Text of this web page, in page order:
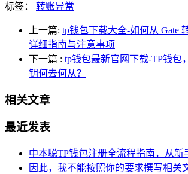
标签： 转账异常
上一篇: tp钱包下载大全-如何从 Gate
详细指南与注意事项
下一篇 : tp钱包最新官网下载-TP钱包
钥何去何从？
相关文章
最近发表
中本聪TP钱包注册全流程指南，从新
因此，我不能按照你的要求撰写相关